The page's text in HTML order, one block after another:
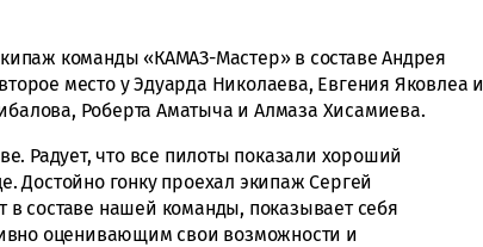
команды «КАМАЗ-Мастер» в составе Андрея
место у Эдуарда Николаева, Евгения Яковлеа и
Роберта Аматыча и Алмаза Хисамиева.
Радует, что все пилоты показали хороший
Достойно гонку проехал экипаж Сергей
в составе нашей команды, показывает себя
оценивающим свои возможности и